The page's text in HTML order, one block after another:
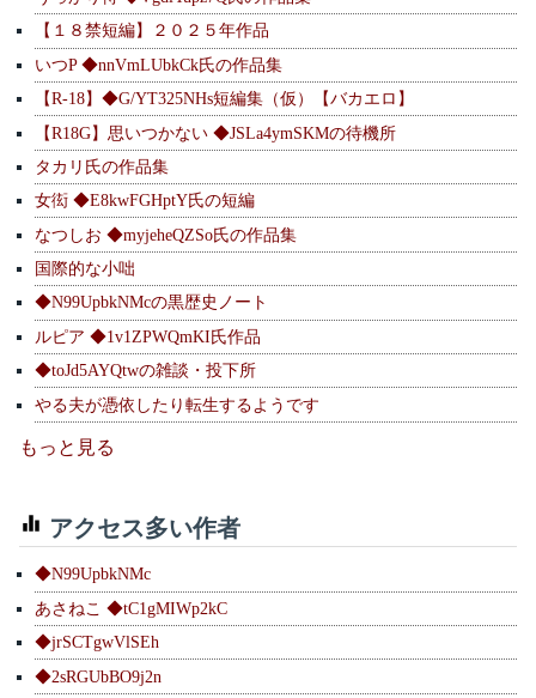
【１８禁短編】２０２５年作品
いつP ◆nnVmLUbkCk氏の作品集
【R-18】◆G/YT325NHs短編集（仮）【バカエロ】
【R18G】思いつかない ◆JSLa4ymSKMの待機所
タカリ氏の作品集
女衒 ◆E8kwFGHptY氏の短編
なつしお ◆myjeheQZSo氏の作品集
国際的な小咄
◆N99UpbkNMcの黒歴史ノート
ルピア ◆1v1ZPWQmKI氏作品
◆toJd5AYQtwの雑談・投下所
やる夫が憑依したり転生するようです
もっと見る
アクセス多い作者
◆N99UpbkNMc
あさねこ ◆tC1gMIWp2kC
◆jrSCTgwVlSEh
◆2sRGUbBO9j2n